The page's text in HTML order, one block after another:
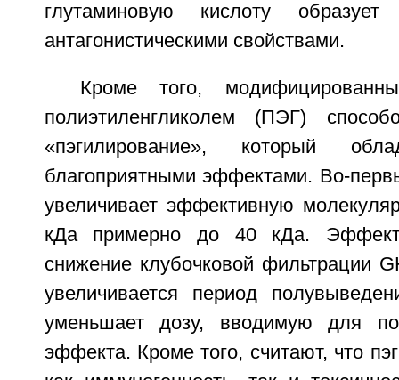
глутаминовую кислоту
антагонистическими свойствами.
Кроме того,
полиэтиленгликолем (ПЭГ)
«пэгилирование», который
благоприятными эффектами. Во-
увеличивает эффективную
кДа примерно до 40 кДа.
снижение клубочковой фильтрации
увеличивается период
уменьшает дозу, вводимую для
эффекта. Кроме того, считают, что